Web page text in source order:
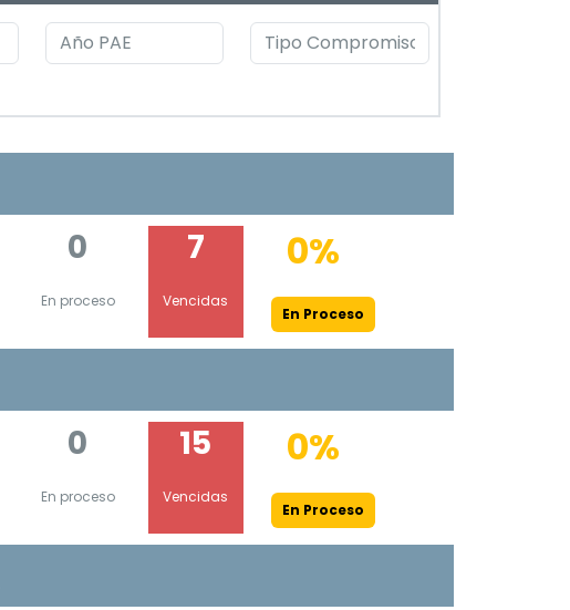
0
En proceso
7
Vencidas
0%
En Proceso
0
En proceso
15
Vencidas
0%
En Proceso